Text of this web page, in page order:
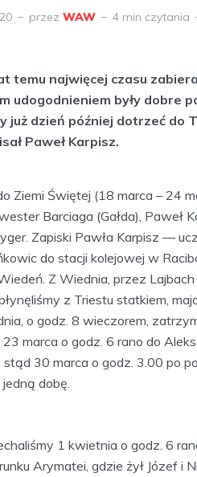
przez WAW 4 min czytania
temu najwięcej czasu
udogodnieniem były dobre
już dzień później dotrzeć do
Paweł Karpisz.
Ziemi Świętej (18 marca – 24
Barciaga (Gałda), Paweł
Zapiski Pawła Karpisz —
do stacji kolejowej w
Z Wiednia, przez
z Triestu statkiem,
o godz. 8 wieczorem,
marca o godz. 6 rano do
stąd 30 marca o godz. 3.00 po
dobę.
1 kwietnia o godz. 6
Arymatei, gdzie żył Józef i